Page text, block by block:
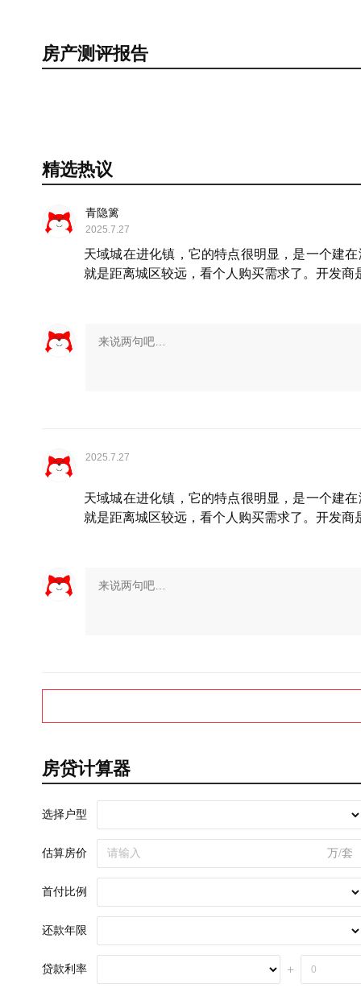
房产测评报告
精选热议
青隐篱
2025.7.27
天域城在进化镇，它的特点很明显，是一个建
就是距离城区较远，看个人购买需求了。开发
2025.7.27
天域城在进化镇，它的特点很明显，是一个建
就是距离城区较远，看个人购买需求了。开发
房贷计算器
选择户型
估算房价 万/套
首付比例
还款年限
贷款利率 +